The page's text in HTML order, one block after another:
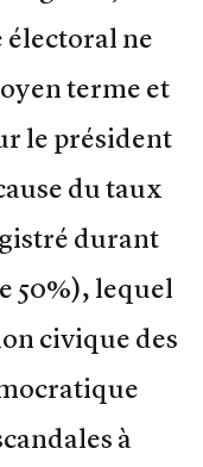
électoral ne
terme et
le président
du taux
durant
50%), lequel
civique des
à